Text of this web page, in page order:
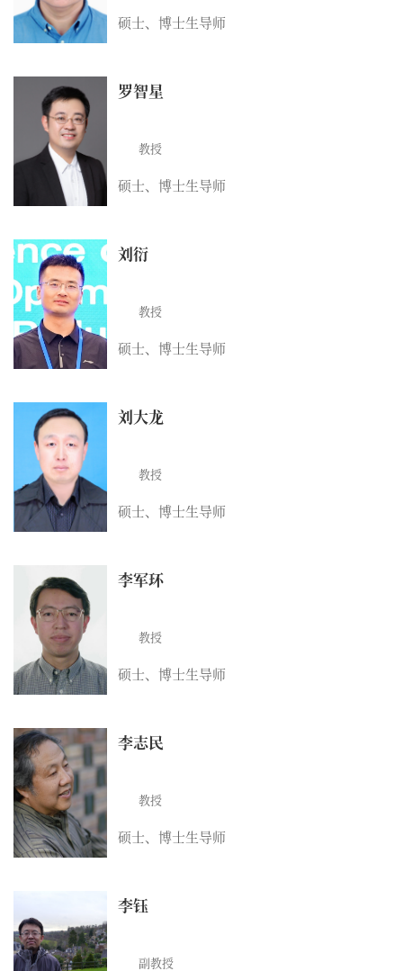
硕士、博士生导师
罗智星
教授
硕士、博士生导师
刘衍
教授
硕士、博士生导师
刘大龙
教授
硕士、博士生导师
李军环
教授
硕士、博士生导师
李志民
教授
硕士、博士生导师
李钰
副教授